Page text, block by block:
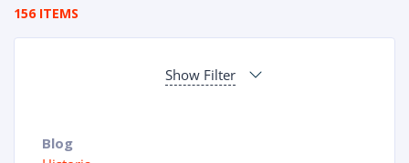
156 ITEMS
Show Filter
Blog